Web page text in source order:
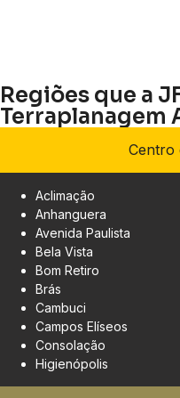
Regiões que a
Terraplanagem
Centro
Aclimação
Anhanguera
Avenida Paulista
Bela Vista
Bom Retiro
Brás
Cambuci
Campos Elíseos
Consolação
Higienópolis